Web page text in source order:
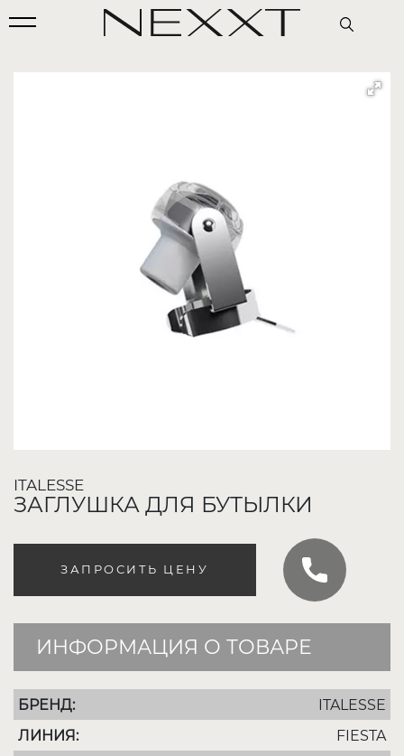
ITALESSE
ЗАГЛУШКА ДЛЯ БУТЫЛКИ
ЗАПРОСИТЬ ЦЕНУ
ИНФОРМАЦИЯ О ТОВАРЕ
БРЕНД:
ITALESSE
ЛИНИЯ:
FIESTA